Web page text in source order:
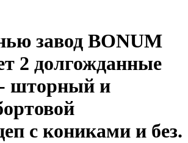
завод BONUM
2 долгожданные
шторный и
с кониками и без.